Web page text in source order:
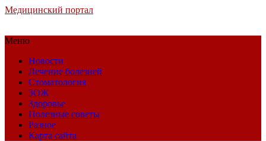
Медицинский портал
Меню
Новости
Лечение болезней
Стоматология
ЗОЖ
Здоровье
Полезные советы
Разное
Карта сайта